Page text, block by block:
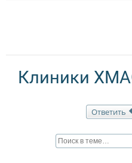
Клиники
Ответить